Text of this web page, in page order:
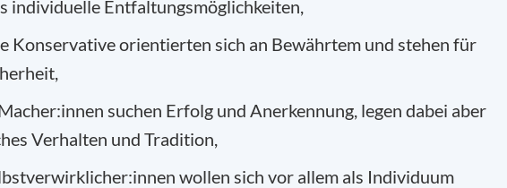
individuelle Entfaltungsmöglichkeiten,
Konservative orientierten sich an Bewährtem und stehen für
suchen Erfolg und Anerkennung, legen dabei aber
Verhalten und Tradition,
wollen sich vor allem als Individuum